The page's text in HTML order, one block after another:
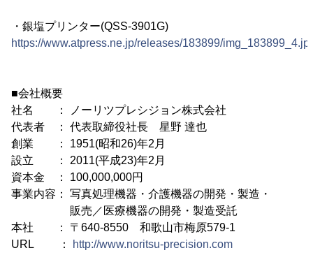
・銀塩プリンター(QSS-3901G)
https://www.atpress.ne.jp/releases/183899/
■会社概要
社名 ： ノーリツプレシジョン株式会社
代表者 ： 代表取締役社長 星野 達也
創業 ： 1951(昭和26)年2月
設立 ： 2011(平成23)年2月
資本金 ： 100,000,000円
事業内容： 写真処理機器・介護機器の開発・製造・
販売／医療機器の開発・製造受託
本社 ： 〒640-8550 和歌山市梅原579-1
URL ：
http://www.noritsu-precision.com